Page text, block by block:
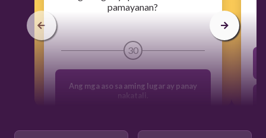
pamayanan?
30
Ang mga aso sa aming lugar ay panay
nakatali.
Maraming elepante sa aming nayon.